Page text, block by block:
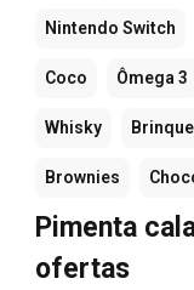
Nintendo Switch
Coco Ômega 3
Whisky
Brownies
Pimenta
ofertas